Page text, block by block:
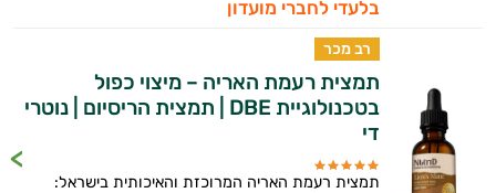
בלעדי לחברי מועדון
רב מכר
תמצית רעמת האריה – מיצוי כפול
בטכנולוגיית DBE | תמצית הריסיום | נוטרי
די
תמצית רעמת האריה המרוכזת והאיכותית בישראל: